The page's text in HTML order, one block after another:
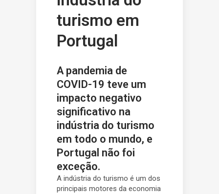
turismo em
Portugal
A pandemia de
COVID-19 teve um
impacto negativo
significativo na
indústria do turismo
em todo o mundo, e
Portugal não foi
exceção.
A indústria do turismo é um dos
principais motores da economia